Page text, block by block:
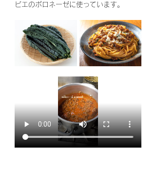
ビエのボロネーゼに使っています。